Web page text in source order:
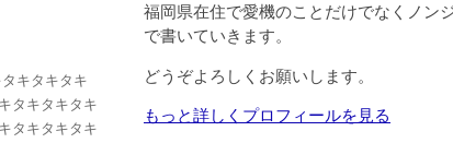
キタキタキ
タキタキタキ
タキタキタキ
福岡県在住で愛機のことだけでなくノン
で書いていきます。
どうぞよろしくお願いします。
もっと詳しくプロフィールを見る